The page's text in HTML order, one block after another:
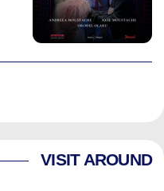
VISIT AROUND